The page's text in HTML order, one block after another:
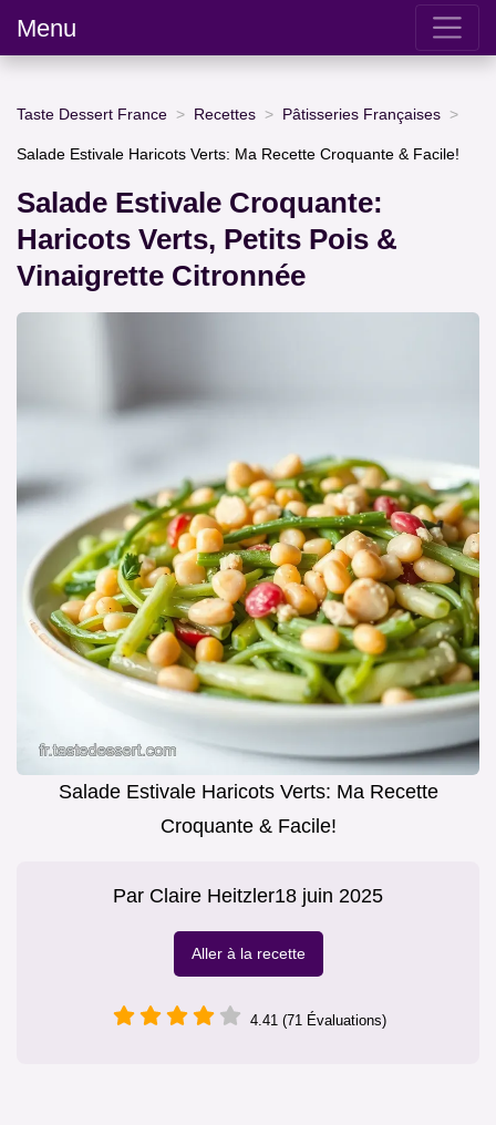
Menu
Taste Dessert France Recettes Pâtisseries Françaises
Salade Estivale Haricots Verts: Ma Recette Croquante & Facile!
Salade Estivale Croquante:
Haricots Verts, Petits Pois &
Vinaigrette Citronnée
Salade Estivale Haricots Verts: Ma Recette
Croquante & Facile!
Par Claire Heitzler18 juin 2025
Aller à la recette
4.41 (71 Évaluations)